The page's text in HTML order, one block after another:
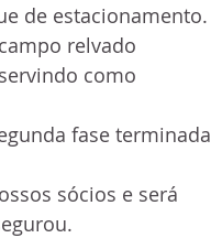
de estacionamento.
relvado
como
fase terminada
sócios e será